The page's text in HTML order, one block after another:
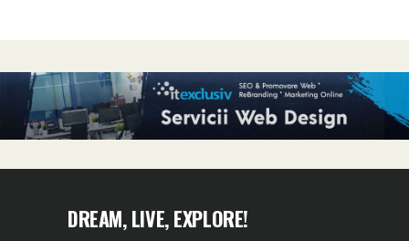
DREAM, LIVE, EXPLORE!